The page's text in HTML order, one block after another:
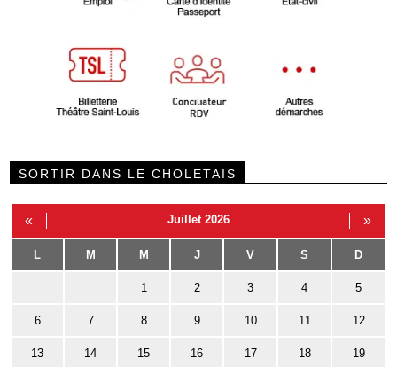
SORTIR DANS LE CHOLETAIS
« Juillet 2026 »
L M M J V S D
1 2 3 4 5
6 7 8 9 10 11 12
13 14 15 16 17 18 19